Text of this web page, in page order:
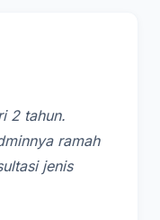
2 tahun.
ramah
jenis